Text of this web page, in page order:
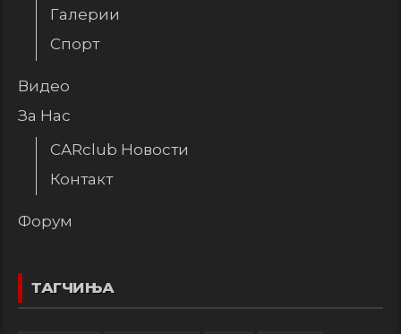
Галерии
Спорт
Видео
За Нас
CARclub Новости
Контакт
Форум
ТАГЧИЊА